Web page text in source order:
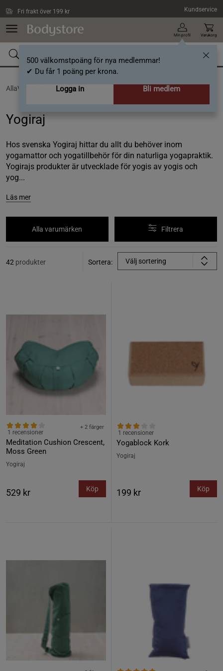
Fri frakt över 199 kr Kundservice
Min profil
500 välkomstpoäng för nya medlemmar!
✔ Du får 1 poäng per krona.
Logga in
Bli medlem
Varukorg
AllaVarumärken /Yogiraj
Yogiraj
Hos svenska Yogiraj hittar du allt du behöver inom
yogamattor och yogatillbehör för din naturliga yogapraktik.
Yogirajs produkter är utvecklade för yogis av yogis och
yog...
Läs mer
Alla varumärken Filtrera
42 produkter Sortera: Välj sortering
Meditation Cushion Crescent,
Moss Green
+ 2 färger
1 recensioner
Yogiraj
529 kr Köp
Yogablock Kork
1 recensioner
Yogiraj
199 kr Köp